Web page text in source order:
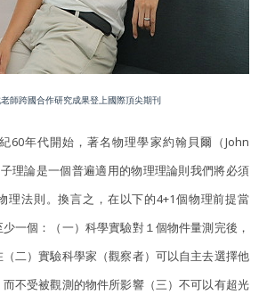
師跨國合作研究成果登上國際頂尖期刊
60年代開始，著名物理學家約翰貝爾（John
理論是一個普遍適用的物理理論則我們將必須
理法則。換言之，在以下的4+1個物理前提當
一個：（一）科學實驗對１個物件量測完後，
二）實驗科學家（觀察者）可以自主去選擇他
不受被觀測的物件所影響（三）不可以有超光